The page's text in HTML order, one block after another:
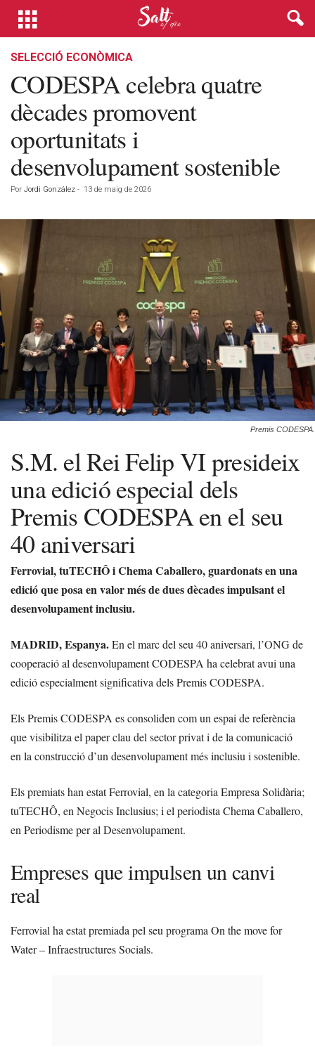
SELECCIÓ ECONÒMICA
CODESPA celebra quatre
dècades promovent
oportunitats i
desenvolupament sostenible
Por Jordi González - 13 de maig de 2026
Premis CODESPA.
S.M. el Rei Felip VI presideix
una edició especial dels
Premis CODESPA en el seu
40 aniversari
Ferrovial, tuTECHÔ i Chema Caballero, guardonats en una
edició que posa en valor més de dues dècades impulsant el
desenvolupament inclusiu.
MADRID, Espanya.En el marc del seu 40 aniversari, l’ONG de
cooperació al desenvolupament CODESPA ha celebrat avui una
edició especialment significativa dels Premis CODESPA.
Els Premis CODESPA es consoliden com un espai de referència
que visibilitza el paper clau del sector privat i de la comunicació
en la construcció d’un desenvolupament més inclusiu i sostenible.
Els premiats han estat Ferrovial, en la categoria Empresa Solidària;
tuTECHÔ, en Negocis Inclusius; i el periodista Chema Caballero,
en Periodisme per al Desenvolupament.
Empreses que impulsen un canvi
real
Ferrovial ha estat premiada pel seu programa On the move for
Water – Infraestructures Socials.